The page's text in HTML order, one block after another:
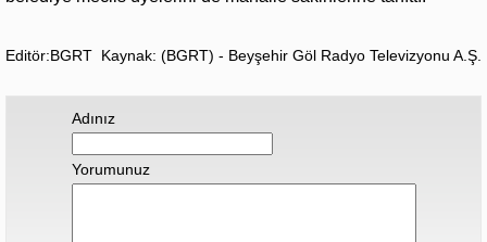
Editör:BGRT Kaynak: (BGRT) - Beyşehir Göl Radyo Televizyonu A.Ş.
Adınız
Yorumunuz